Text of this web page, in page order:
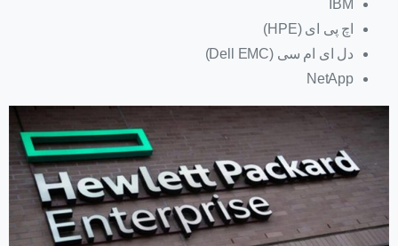
IBM
اچ پی ای (HPE)
دل ای ام سی (Dell EMC)
NetApp